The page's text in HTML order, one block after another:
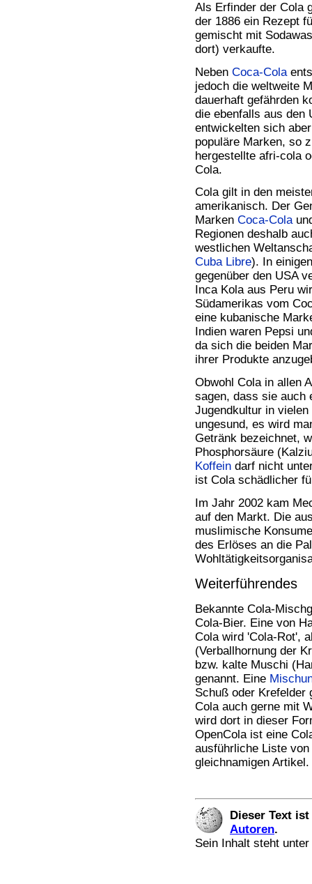
Als Erfinder der Cola
der 1886 ein Rezept
gemischt mit
dort) verkaufte.
Neben Coca-Cola
jedoch die weltweite
dauerhaft gefährden
die ebenfalls aus den
entwickelten sich
populäre Marken, so
hergestellte afri-cola
Cola.
Cola gilt in den
amerikanisch. Der
Marken Coca-Cola
Regionen deshalb
westlichen
Cuba Libre). In
gegenüber den USA
Inca Kola aus Peru
Südamerikas vom
eine kubanische
Indien waren Pepsi
da sich die beiden
ihrer Produkte
Obwohl Cola in allen
sagen, dass sie auch
Jugendkultur in
ungesund, es wird
Getränk bezeichnet,
Phosphorsäure
Koffein darf nicht
ist Cola schädlicher
Im Jahr 2002 kam
auf den Markt. Die
muslimische
des Erlöses an die
Weiterführendes
Bekannte Cola-
Cola-Bier. Eine von
Cola wird 'Cola-Rot',
(Verballhornung der
bzw. kalte Muschi
genannt. Eine
Schuß oder Krefelder
Cola auch gerne mit
wird dort in dieser
OpenCola ist eine
ausführliche Liste
gleichnamigen Artikel.
Dieser Text
Autoren.
Sein Inhalt steht